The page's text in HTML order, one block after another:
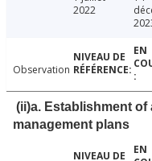
2022
Observation
(ii)a. Establishment
management plans